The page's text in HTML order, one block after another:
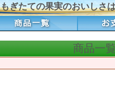
もぎたての果実のおいしさ
商品一